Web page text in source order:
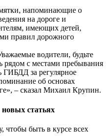
напоминающие о
на дороге и
имеющих детей,
правил дорожного
водители, будьте
рядом с местами пребывания
ГИБДД за регулярное
об основах
– сказал Михаил Крупин.
статьях
чтобы быть в курсе всех